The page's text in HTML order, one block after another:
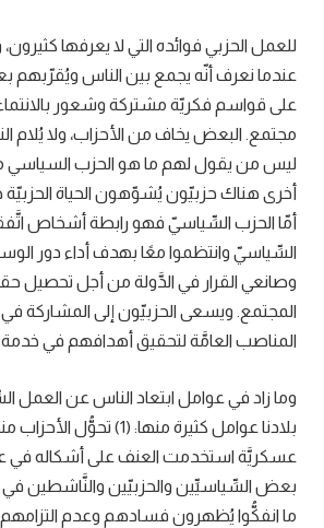
للعمل الحزبي فوائده التي لا يعرفها كثيرون،
عندما نعرف أنّه يجمع بين الناس
على قواسم فكريّة مشتركة وشعور
مجتمع. البعض يخاف من الأحزاب، ولا يُلام
ليس من يقول لهم ما هو الحزب
أخرى هناك حزبيّون يُشوّهون الحياة الحزبيّة
أمّا الحزب السِّياسيّ فهو رابطة أشخاص
السِّياسيّ وانتظموا معًا بهدف أداء دور
وصانعي القرار في الدَّولة من أجل تحصيل
المجتمع. ويسعى الحزبيّون إلى المشاركة
المناصب العامَّة لتحقيق أهدافهم في خدمة
وما زاد في عوامل ابتعاد الناس عن العمل
بلادنا عوامل كثيرة منها: (1)
بعض السِّياسيِّين والحزبيّين والنَّاشطين في
ما انفكُّوا يُظهرون فسادهم وعدم التزامهم